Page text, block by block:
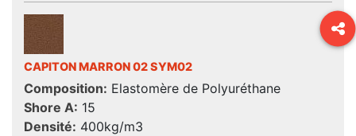
CAPITON MARRON 02 SYM02
Composition: Elastomère de Polyuréthane
Shore A: 15
Densité: 400kg/m3